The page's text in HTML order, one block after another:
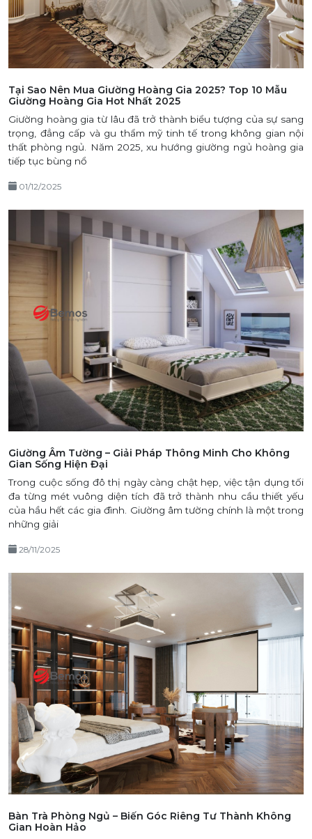
Tại Sao Nên Mua Giường Hoàng Gia 2025? Top 10 Mẫu
Giường Hoàng Gia Hot Nhất 2025
Giường hoàng gia từ lâu đã trở thành biểu tượng của sự sang
trọng, đẳng cấp và gu thẩm mỹ tinh tế trong không gian nội
thất phòng ngủ. Năm 2025, xu hướng giường ngủ hoàng gia
tiếp tục bùng nổ
01/12/2025
Giường Âm Tường – Giải Pháp Thông Minh Cho Không
Gian Sống Hiện Đại
Trong cuộc sống đô thị ngày càng chật hẹp, việc tận dụng tối
đa từng mét vuông diện tích đã trở thành nhu cầu thiết yếu
của hầu hết các gia đình. Giường âm tường chính là một trong
những giải
28/11/2025
Bàn Trà Phòng Ngủ – Biến Góc Riêng Tư Thành Không
Gian Hoàn Hảo